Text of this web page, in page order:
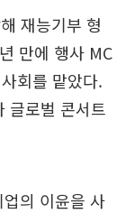
재능기부 형
만에 행사 MC
회를 맡았다.
글로벌 콘서트
의 이윤을 사